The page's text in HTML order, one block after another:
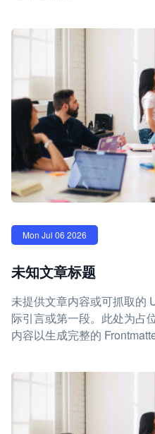
Mon Jul 06 2026
未知文章标题
未提供文章内容或可抓取的
际引言或第一段。此处为占
内容以生成完整的